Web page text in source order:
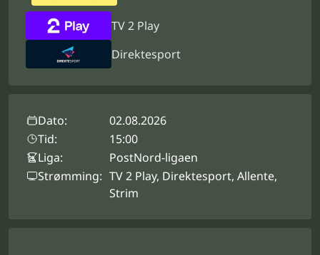
TV 2 Play
Direktesport
Dato:
02.08.2026
Tid:
15:00
Liga:
PostNord-ligaen
Strømming: TV 2 Play, Direktesport, Allente,
Strim